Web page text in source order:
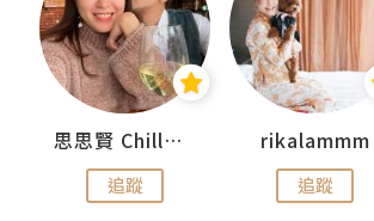
思思賢 ChillMyBabe
追蹤
rikalammm
追蹤